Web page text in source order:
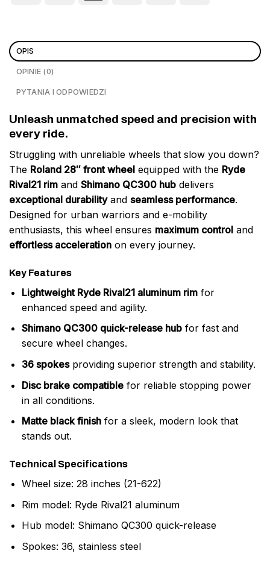
OPIS
OPINIE (0)
PYTANIA I ODPOWIEDZI
Unleash unmatched speed and precision with
every ride.
Struggling with unreliable wheels that slow you down?
The Roland 28″ front wheel equipped with the Ryde
Rival21 rim and Shimano QC300 hub delivers
exceptional durabilityand seamless performance.
Designed for urban warriors and e-mobility
enthusiasts, this wheel ensures maximum control and
effortless acceleration on every journey.
Key Features
Lightweight Ryde Rival21 aluminum rimfor
enhanced speed and agility.
Shimano QC300 quick-release hubfor fast and
secure wheel changes.
36 spokesproviding superior strength and stability.
Disc brake compatiblefor reliable stopping power
in all conditions.
Matte black finishfor a sleek, modern look that
stands out.
Technical Specifications
Wheel size: 28 inches (21-622)
Rim model: Ryde Rival21 aluminum
Hub model: Shimano QC300 quick-release
Spokes: 36, stainless steel